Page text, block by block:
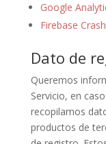
Google
Firebase
Dato de
Queremos
Servicio, en
recopilamos
productos de